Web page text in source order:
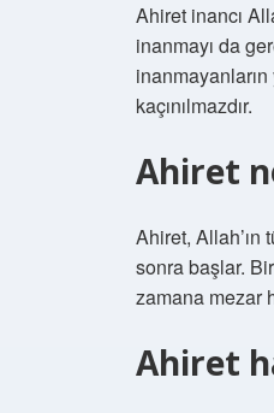
Ahiret inancı
inanmayı da
kaçınılmazdır.
Ahiret
Ahiret, Allah’ın
sonra başlar.
zamana mezar
Ahiret